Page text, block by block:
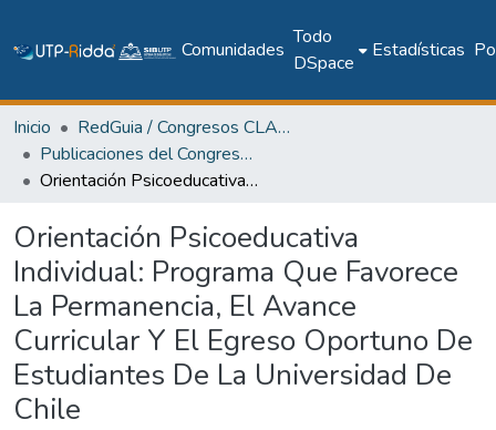
Comunidades
Todo
DSpace
Estadísticas
Inicio
RedGuia / Congresos CLABES
Publicaciones del Congreso Internacional CLABES
Orientación Psicoeducativa Individual: Programa Que Favorece La Permanencia, El Avance Curricular Y El Egreso Oportuno De Estudiantes De La Universidad De Chile
Orientación Psicoeducativa
Individual: Programa Que Favorece
La Permanencia, El Avance
Curricular Y El Egreso Oportuno De
Estudiantes De La Universidad De
Chile